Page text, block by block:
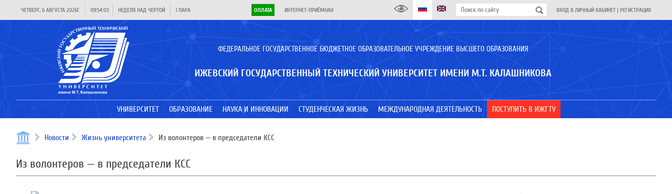
ЧЕТВЕРГ, 6 АВГУСТА 2026Г. 09:54:03 НЕДЕЛЯ НАД ЧЕРТОЙ 1 ПАРА ОПЛАТА ИНТЕРНЕТ-ПРИЁМНАЯ ВХОД В ЛИЧНЫЙ КАБИНЕТ | РЕГИСТРАЦИЯ
ФЕДЕРАЛЬНОЕ ГОСУДАРСТВЕННОЕ БЮДЖЕТНОЕ ОБРАЗОВАТЕЛЬНОЕ УЧРЕЖДЕНИЕ ВЫСШЕГО ОБРАЗОВАНИЯ
ИЖЕВСКИЙ ГОСУДАРСТВЕННЫЙ ТЕХНИЧЕСКИЙ УНИВЕРСИТЕТ ИМЕНИ М.Т. КАЛАШНИКОВА
УНИВЕРСИТЕТ ОБРАЗОВАНИЕ НАУКА И ИННОВАЦИИ СТУДЕНЧЕСКАЯ ЖИЗНЬ МЕЖДУНАРОДНАЯ ДЕЯТЕЛЬНОСТЬ ПОСТУПИТЬ В ИЖГТУ
Новости Жизнь университета Из волонтеров — в председатели КСС
Из волонтеров — в председатели КСС